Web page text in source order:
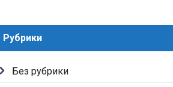
Рубрики
Без рубрики